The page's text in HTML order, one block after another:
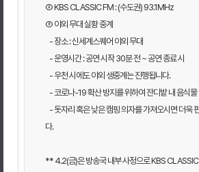
② KBS CLASSIC FM : (수도권) 93.1MHz
③ 야외 무대 실황 중계
- 장소 : 신세계스퀘어 야외 무대
- 운영시간 : 공연 시작 30분 전 ~ 공연 종료 시
- 우천 시에도 야외 생중계는 진행됩니다.
- 코로나-19 확산 방지를 위하여 잔디밭 내 음식
- 돗자리 혹은 낮은 캠핑 의자를 가져오시면 더욱
다.
** 4.2(금)은 방송국 내부 사정으로 KBS